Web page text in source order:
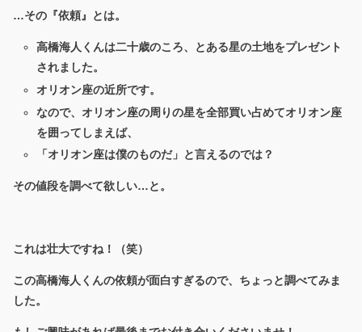
…その『依頼』とは。
高橋海人くんは二十歳のころ、とある星の土地をプレゼント
されました。
オリオン座の近所です。
なので、オリオン座の周りの星を全部買い占めてオリオン座
を囲ってしまえば、
「オリオン座は僕のものだ」と言えるのでは？
その値段を調べて欲しい…と。
これは壮大ですね！（笑）
この高橋海人くんの依頼が面白すぎるので、ちょっと調べてみま
した。